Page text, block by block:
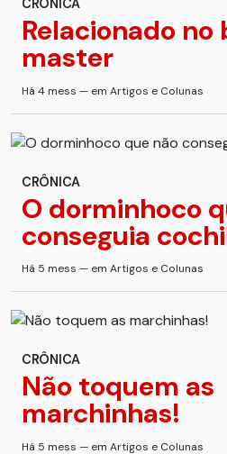
CRÔNICA
Relacionado no
master
Há 4 mess — em Artigos e Colunas
CRÔNICA
O dorminhoco
conseguia
Há 5 mess — em Artigos e Colunas
CRÔNICA
Não toquem as
marchinhas!
Há 5 mess — em Artigos e Colunas